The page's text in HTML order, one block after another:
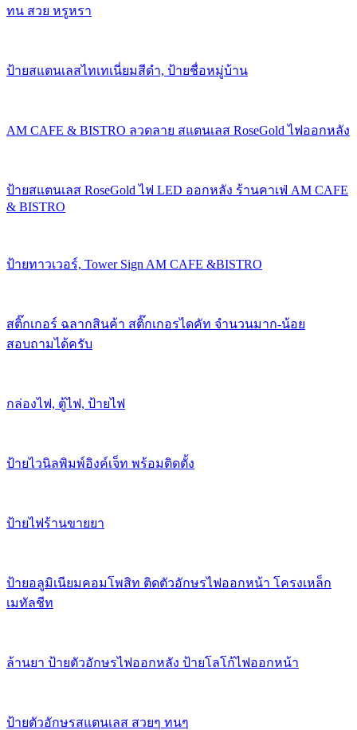
ทน สวย หรูหรา
ป้ายสแตนเลสไทเทเนี่ยมสีดำ, ป้ายชื่อหมู่บ้าน
AM CAFE & BISTRO ลวดลาย สแตนเลส RoseGold ไฟออกหลัง
ป้ายสแตนเลส RoseGold ไฟ LED ออกหลัง ร้านคาเฟ่ AM CAFE
& BISTRO
ป้ายทาวเวอร์, Tower Sign AM CAFE &BISTRO
สติ๊กเกอร์ ฉลากสินค้า สติ๊กเกอรไดคัท จำนวนมาก-น้อย
สอบถามได้ครับ
กล่องไฟ, ตู้ไฟ, ป้ายไฟ
ป้ายไวนิลพิมพ์อิงค์เจ็ท พร้อมติดตั้ง
ป้ายไฟร้านขายยา
ป้ายอลูมิเนียมคอมโพสิท ติดตัวอักษรไฟออกหน้า โครงเหล็ก
เมทัลชีท
ล้านยา ป้ายตัวอักษรไฟออกหลัง ป้ายโลโก้ไฟออกหน้า
ป้ายตัวอักษรสแตนเลส สวยๆ ทนๆ